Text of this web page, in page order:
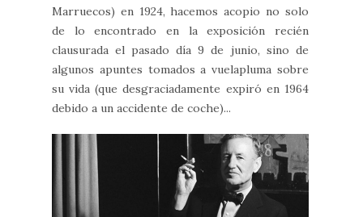
Marruecos) en 1924, hacemos acopio no solo
de lo encontrado en la exposición recién
clausurada el pasado día 9 de junio, sino de
algunos apuntes tomados a vuelapluma sobre
su vida (que desgraciadamente expiró en 1964
debido a un accidente de coche)...